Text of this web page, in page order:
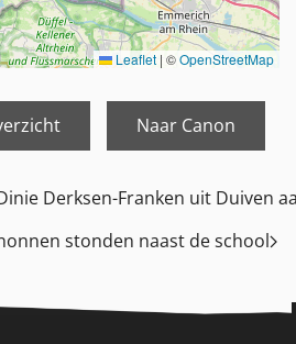
Leaflet | ©OpenStreetMap
Naar Canon
Derksen-Franken uit Duiven
stonden naast de school